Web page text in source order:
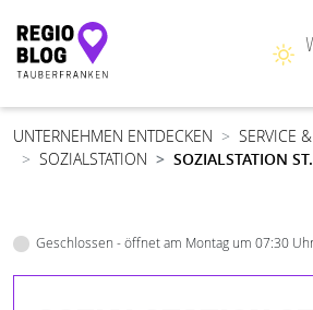
Hauptnavigation
UNTERNEHMEN ENTDECKEN
SERVICE
SOZIALSTATION
SOZIALSTATION
Geschlossen - öffnet am Montag um 07:30